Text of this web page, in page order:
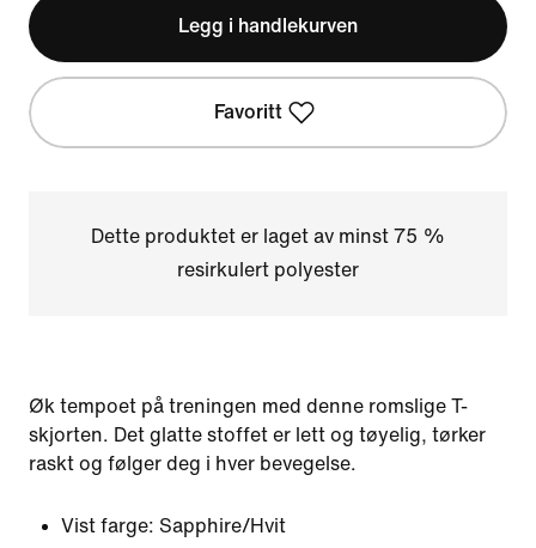
Legg i handlekurven
Favoritt
Dette produktet er laget av minst 75 %
resirkulert polyester
Øk tempoet på treningen med denne romslige T-
skjorten. Det glatte stoffet er lett og tøyelig, tørker
raskt og følger deg i hver bevegelse.
Vist farge: Sapphire/Hvit